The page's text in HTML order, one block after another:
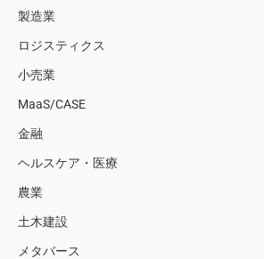
製造業
ロジスティクス
小売業
MaaS/CASE
金融
ヘルスケア・医療
農業
土木建設
メタバース